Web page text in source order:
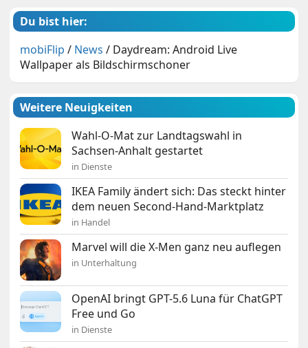
Du bist hier:
mobiFlip / News / Daydream: Android Live
Wallpaper als Bildschirmschoner
Weitere Neuigkeiten
Wahl-O-Mat zur Landtagswahl in
Sachsen-Anhalt gestartet
in Dienste
IKEA Family ändert sich: Das steckt hinter
dem neuen Second-Hand-Marktplatz
in Handel
Marvel will die X-Men ganz neu auflegen
in Unterhaltung
OpenAI bringt GPT-5.6 Luna für ChatGPT
Free und Go
in Dienste